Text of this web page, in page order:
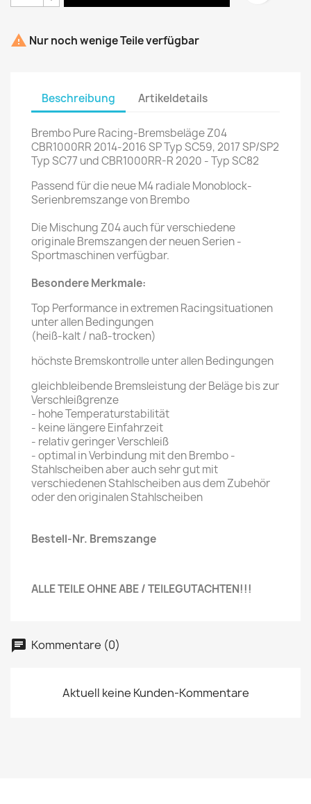
 Nur noch wenige Teile verfügbar
Beschreibung Artikeldetails
Brembo Pure Racing-Bremsbeläge Z04
CBR1000RR 2014-2016 SP Typ SC59, 2017 SP/SP2
Typ SC77 und CBR1000RR-R 2020 - Typ SC82
Passend für die neue M4 radiale Monoblock-
Serienbremszange von Brembo
Die Mischung Z04 auch für verschiedene
originale Bremszangen der neuen Serien -
Sportmaschinen verfügbar.
Besondere Merkmale:
Top Performance in extremen Racingsituationen
unter allen Bedingungen
(heiß-kalt / naß-trocken)
höchste Bremskontrolle unter allen Bedingungen
gleichbleibende Bremsleistung der Beläge bis zur
Verschleißgrenze
- hohe Temperaturstabilität
- keine längere Einfahrzeit
- relativ geringer Verschleiß
- optimal in Verbindung mit den Brembo -
Stahlscheiben aber auch sehr gut mit
verschiedenen Stahlscheiben aus dem Zubehör
oder den originalen Stahlscheiben
Bestell-Nr. Bremszange
ALLE TEILE OHNE ABE / TEILEGUTACHTEN!!!
Kommentare (0)
Aktuell keine Kunden-Kommentare